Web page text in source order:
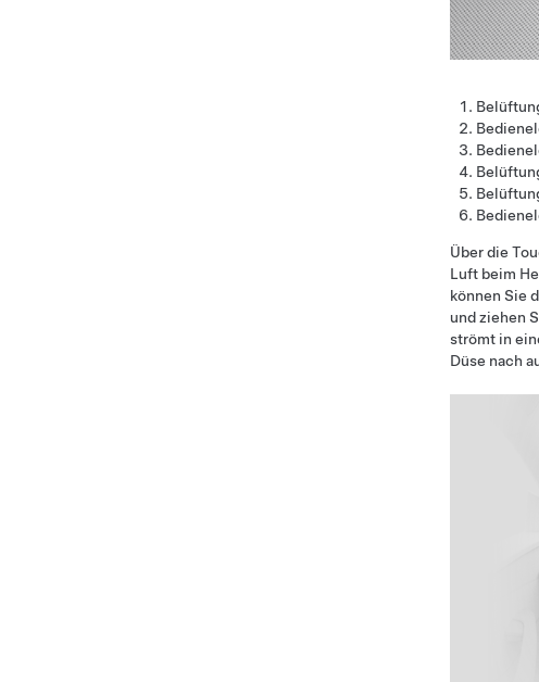
Über die
Luft beim
können Sie
und ziehen
strömt in
Düse nach